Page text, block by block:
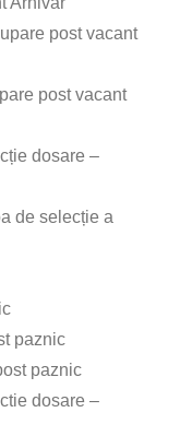
post vacant
post vacant
dosare –
de selecție a
paznic
paznic
dosare –